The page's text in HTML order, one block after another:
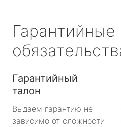
Гарантийные
Гарантийный
талон
Выдаем гарантию не
зависимо от сложности